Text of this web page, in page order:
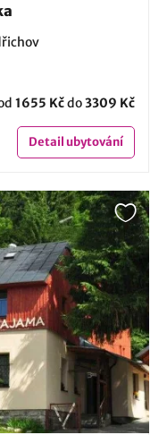
1655 Kčdo3309 Kč
Detailubytování